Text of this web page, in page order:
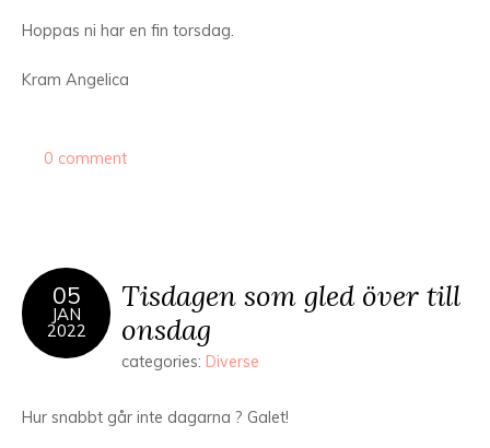
Hoppas ni har en fin torsdag.
Kram Angelica
0 comment
05
JAN
2022
Tisdagen som gled över till
onsdag
categories: Diverse
Hur snabbt går inte dagarna ? Galet!